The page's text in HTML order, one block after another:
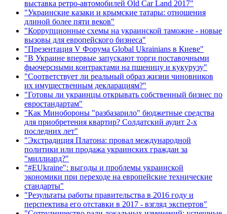
выставка ретро-автомобилей Old Car Land 2017"
"Украинские казаки и крымские татары: отношения
длиной более пяти веков"
"Коррупционные схемы на украинской таможне - новые
вызовы для европейского бизнеса"
"Презентация V Форума Global Ukrainians в Киеве"
"В Украине впервые запускают торги поставочными
фьючерсными контрактами на пшеницу и кукурузу"
"Соответствует ли реальный образ жизни чиновников
их имущественным декларациям?"
"Готовы ли украинцы открывать собственный бизнес по
евростандартам"
"Как Минобороны "разбазарило" бюджетные средства
для приобретения квартир? Солдатский аудит 2-х
последних лет"
"Экстрадиция Платона: провал международной
политики или продажа украинских граждан за
"миллиард?"
"#EUkraine": выгоды и проблемы украинской
экономики при переходе на европейские технические
стандарты"
"Результаты работы правительства в 2016 году и
перспектива его отставки в 2017 - взгляд экспертов"